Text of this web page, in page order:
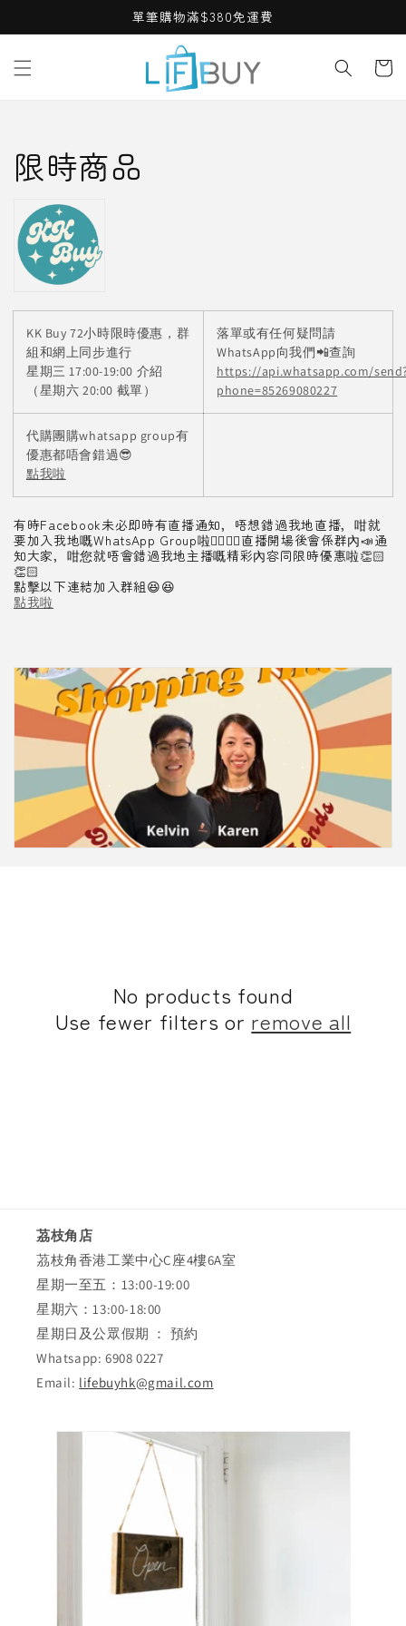
單筆購物滿$380免運費
Cart
C
o
l
e
c
o
n
:
限時商品
KK Buy 72小時限時優惠，群
組和網上同步進行
星期三 17:00-19:00 介紹
（星期六 20:00 截單）
落單或有任何疑問請
WhatsApp向我們📲查詢
https://api.whatsapp.com/
phone=85269080227
代購團購whatsapp group有
優惠都唔會錯過😎
點我啦
有時Facebook未必即時有直播通知，唔想錯過我地直播，咁就
要加入我地嘅WhatsApp Group啦👍🏻👍🏻直播開場後會係群內📣通
知大家，咁您就唔會錯過我地主播嘅精彩內容同限時優惠啦👏🏻
👏🏻
點擊以下連結加入群組😆😆
點我啦
No products found
Use fewer filters or remove all
茘枝角店
茘枝角香港工業中心C座4樓6A室
星期一至五：13:00-19:00
星期六：13:00-18:00
星期日及公眾假期 ： 預約
Whatsapp: 6908 0227
Email: lifebuyhk@gmail.com